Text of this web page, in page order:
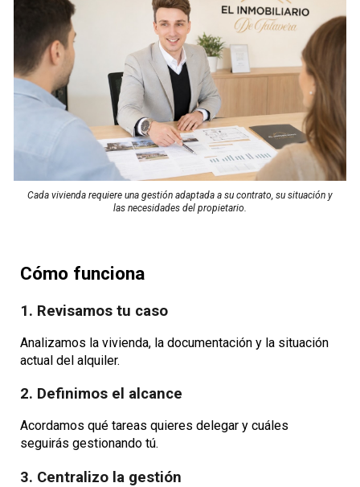
Cada vivienda requiere una gestión adaptada a su contrato, su situación y
las necesidades del propietario.
Cómo funciona
1. Revisamos tu caso
Analizamos la vivienda, la documentación y la situación
actual del alquiler.
2. Definimos el alcance
Acordamos qué tareas quieres delegar y cuáles
seguirás gestionando tú.
3. Centralizo la gestión